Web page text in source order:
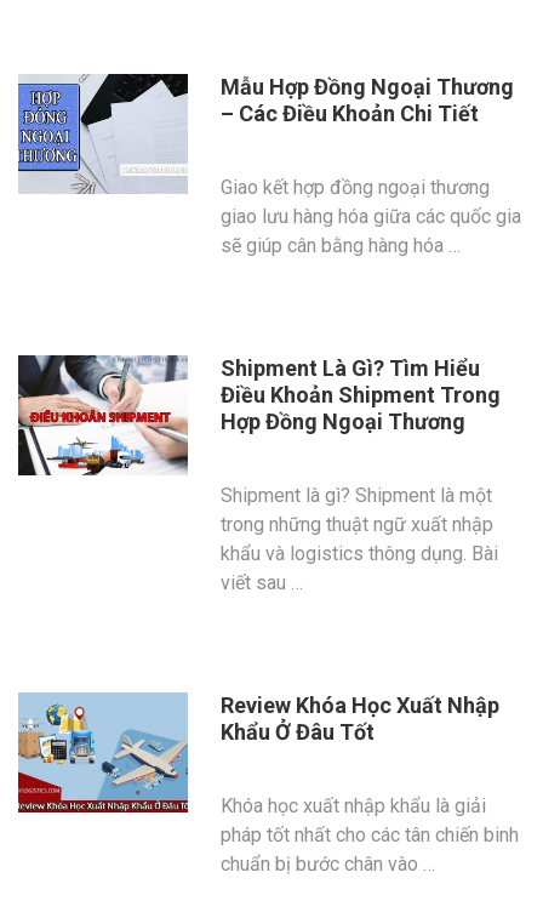
Mẫu Hợp Đồng Ngoại Thương
– Các Điều Khoản Chi Tiết
Giao kết hợp đồng ngoại thương
giao lưu hàng hóa giữa các quốc gia
sẽ giúp cân bằng hàng hóa …
Shipment Là Gì? Tìm Hiểu
Điều Khoản Shipment Trong
Hợp Đồng Ngoại Thương
Shipment là gì? Shipment là một
trong những thuật ngữ xuất nhập
khẩu và logistics thông dụng. Bài
viết sau …
Review Khóa Học Xuất Nhập
Khẩu Ở Đâu Tốt
Khóa học xuất nhập khẩu là giải
pháp tốt nhất cho các tân chiến binh
chuẩn bị bước chân vào …